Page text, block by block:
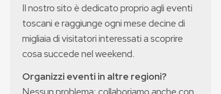
Il nostro sito è dedicato proprio agli eventi
toscani e raggiunge ogni mese decine di
migliaia di visitatori interessati a scoprire
cosa succede nel weekend.
Organizzi eventi in altre regioni?